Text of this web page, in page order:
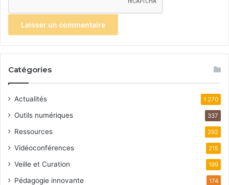
Catégories
Actualités 1 270
Outils numériques 337
Ressources 292
Vidéoconférences 215
Veille et Curation 199
Pédagogie innovante 174